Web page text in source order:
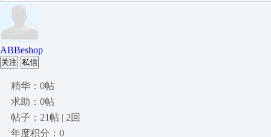
ABBeshop
关注 私信
精华：0帖
求助：0帖
帖子：21帖 | 2回
年度积分：0